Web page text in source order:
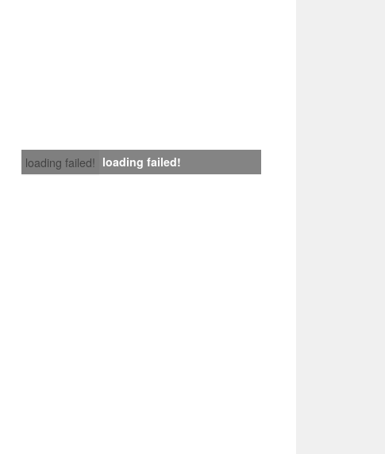
loading failed! loading failed!